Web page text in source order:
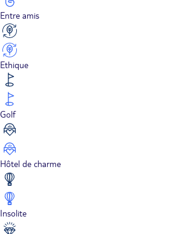
Entre amis
Ethique
Golf
Hôtel de charme
Insolite